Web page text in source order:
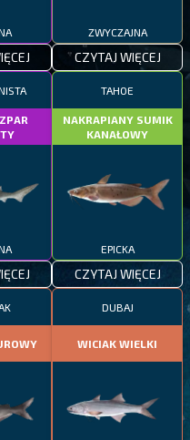
ZWYCZAJNA
CZYTAJ WIĘCEJ
TAHOE
NAKRAPIANY SUMIK
KANAŁOWY
EPICKA
CZYTAJ WIĘCEJ
DUBAJ
WICIAK WIELKI